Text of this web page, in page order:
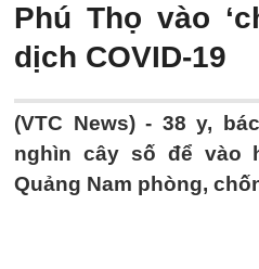
Phú Thọ vào
dịch COVID-19
(VTC News) - 38 y,
nghìn cây số để vào
Quảng Nam phòng,